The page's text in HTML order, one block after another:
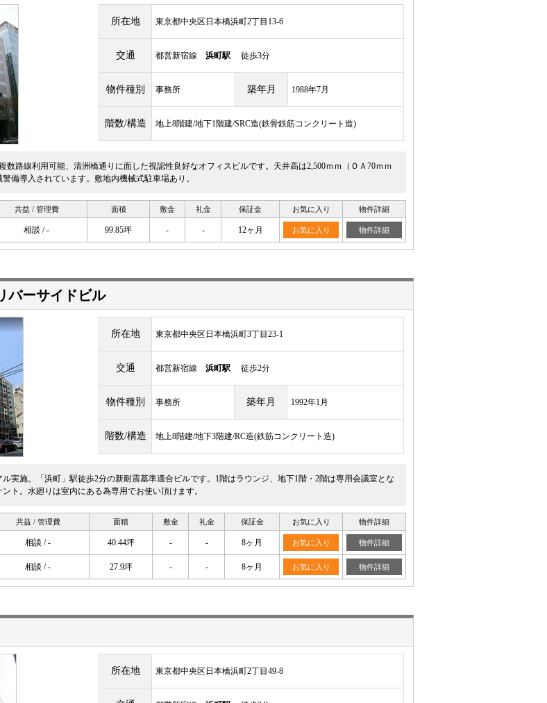
所在地 東京都中央区日本橋浜町2丁目13-6
交通 都営新宿線 浜町駅 徒歩3分
物件種別 事務所 築年月 1988年7月
階数/構造 地上8階建/地下1階建/SRC造(鉄骨鉄筋コンクリート造)
数路線利用可能、清洲橋通りに面した視認性良好なオフィスビルです。天井高は2,500ｍｍ（ＯＡ70ｍｍ
備導入されています。敷地内機械式駐車場あり。
共益 / 管理費 面積 敷金 礼金 保証金 お気に入り 物件詳細
相談 / - 99.85坪 - - 12ヶ月 お気に入り 物件詳細
バーサイドビル
所在地 東京都中央区日本橋浜町3丁目23-1
交通 都営新宿線 浜町駅 徒歩2分
物件種別 事務所 築年月 1992年1月
階数/構造 地上8階建/地下3階建/RC造(鉄筋コンクリート造)
ル実施。「浜町」駅徒歩2分の新耐震基準適合ビルです。1階はラウンジ、地下1階・2階は専用会議室とな
ト。水廻りは室内にある為専用でお使い頂けます。
共益 / 管理費 面積 敷金 礼金 保証金 お気に入り 物件詳細
相談 / - 40.44坪 - - 8ヶ月 お気に入り 物件詳細
相談 / - 27.9坪 - - 8ヶ月 お気に入り 物件詳細
所在地 東京都中央区日本橋浜町2丁目49-8